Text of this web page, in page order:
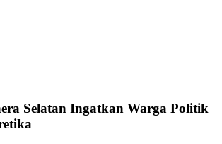
Selatan Ingatkan Warga Politik